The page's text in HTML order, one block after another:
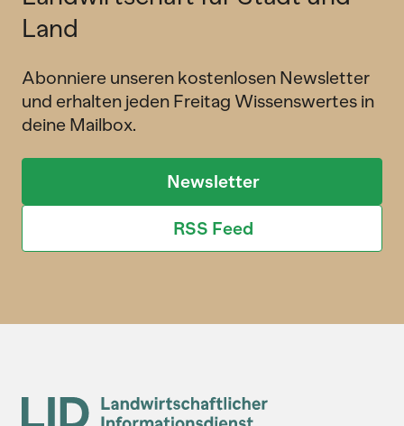
Land
Abonniere unseren kostenlosen Newsletter
und erhalten jeden Freitag Wissenswertes in
deine Mailbox.
Newsletter
RSS Feed